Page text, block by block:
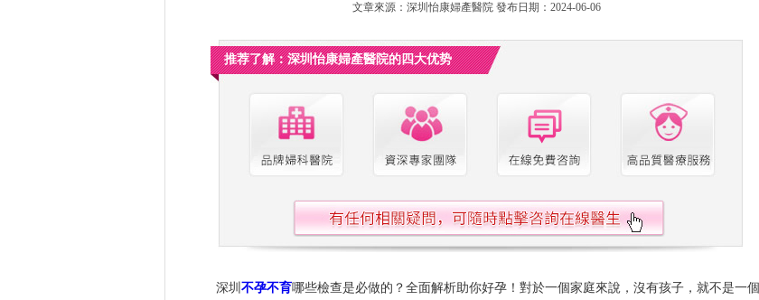
文章來源：深圳怡康婦產醫院 發布日期：2024-06-06
推荐了解：深圳怡康婦產醫院的四大优势
深圳 不孕不育哪些檢查是必做的？全面解析助你好孕！對於一個家庭來說，沒有孩子，就不是一個